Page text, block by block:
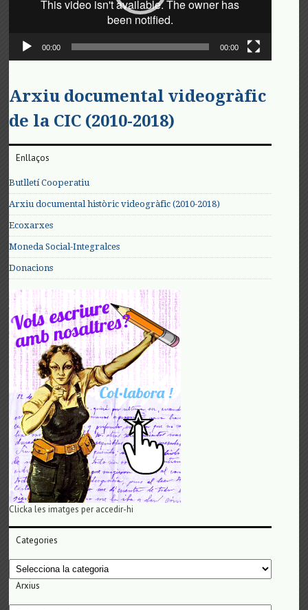
00:00 00:00
Arxiu documental videogràfic
de la CIC (2010-2018)
Enllaços
Butlletí Cooperatiu
Arxiu documental històric videogràfic (2010-2018)
Ecoxarxes
Moneda Social-Integralces
Donacions
Clicka les imatges per accedir-hi
Categories
Categories
Arxius